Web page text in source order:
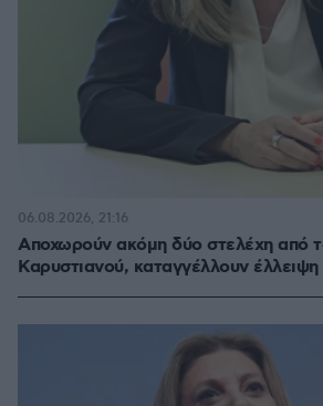
Αποχωρούν ακόμη δύο στελέχη από
Καρυστιανού, καταγγέλλουν
06.08.2026, 21:16